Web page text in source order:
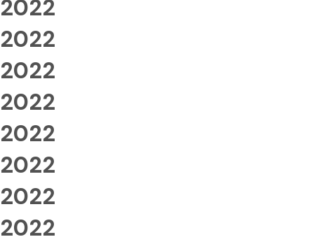
2022
2022
2022
2022
2022
2022
2022
2022